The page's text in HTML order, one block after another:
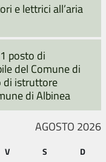
e lettrici all’aria
posto di
del Comune di
di istruttore
di Albinea
AGOSTO 2026
V S D